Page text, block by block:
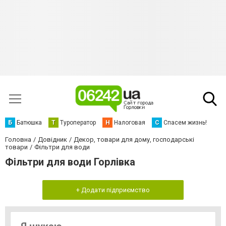
Б Батюшка Т Туроператор Н Налоговая С Спасем жизнь!
Головна Довідник
Декор, товари для дому, господарські
товари
Фільтри для води
Фільтри для води Горлівка
+ Додати підприємство